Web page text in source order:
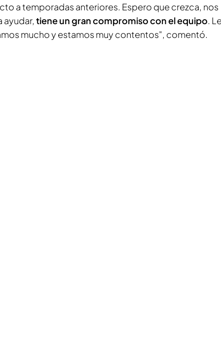
a temporadas anteriores. Espero que crezca, nos
ayudar, tiene un gran compromiso con el equipo.
mucho y estamos muy contentos", comentó.